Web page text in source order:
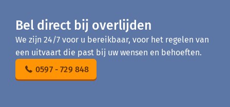
Bel direct bij overlijden
We zijn 24/7 voor u bereikbaar, voor het regelen van
een uitvaart die past bij uw wensen en behoeften.
0597 - 729 848